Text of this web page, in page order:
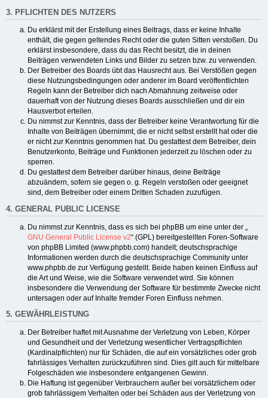
3. PFLICHTEN DES NUTZERS
Du erklärst mit der Erstellung eines Beitrags, dass er keine Inhalte
enthält, die gegen geltendes Recht oder die guten Sitten verstoßen. Du
erklärst insbesondere, dass du das Recht besitzt, die in deinen
Beiträgen verwendeten Links und Bilder zu setzen bzw. zu verwenden.
Der Betreiber des Boards übt das Hausrecht aus. Bei Verstößen gegen
diese Nutzungsbedingungen oder anderer im Board veröffentlichten
Regeln kann der Betreiber dich nach Abmahnung zeitweise oder
dauerhaft von der Nutzung dieses Boards ausschließen und dir ein
Hausverbot erteilen.
Du nimmst zur Kenntnis, dass der Betreiber keine Verantwortung für die
Inhalte von Beiträgen übernimmt, die er nicht selbst erstellt hat oder die
er nicht zur Kenntnis genommen hat. Du gestattest dem Betreiber, dein
Benutzerkonto, Beiträge und Funktionen jederzeit zu löschen oder zu
sperren.
Du gestattest dem Betreiber darüber hinaus, deine Beiträge
abzuändern, sofern sie gegen o. g. Regeln verstoßen oder geeignet
sind, dem Betreiber oder einem Dritten Schaden zuzufügen.
4. GENERAL PUBLIC LICENSE
Du nimmst zur Kenntnis, dass es sich bei phpBB um eine unter der „
GNU General Public License v2“ (GPL) bereitgestellten Foren-Software
von phpBB Limited (www.phpbb.com) handelt; deutschsprachige
Informationen werden durch die deutschsprachige Community unter
www.phpbb.de zur Verfügung gestellt. Beide haben keinen Einfluss auf
die Art und Weise, wie die Software verwendet wird. Sie können
insbesondere die Verwendung der Software für bestimmte Zwecke nicht
untersagen oder auf Inhalte fremder Foren Einfluss nehmen.
5. GEWÄHRLEISTUNG
Der Betreiber haftet mit Ausnahme der Verletzung von Leben, Körper
und Gesundheit und der Verletzung wesentlicher Vertragspflichten
(Kardinalpflichten) nur für Schäden, die auf ein vorsätzliches oder grob
fahrlässiges Verhalten zurückzuführen sind. Dies gilt auch für mittelbare
Folgeschäden wie insbesondere entgangenen Gewinn.
Die Haftung ist gegenüber Verbrauchern außer bei vorsätzlichem oder
grob fahrlässigem Verhalten oder bei Schäden aus der Verletzung von